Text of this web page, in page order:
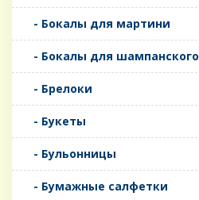
- Бокалы для мартини
- Бокалы для шампанского
- Брелоки
- Букеты
- Бульонницы
- Бумажные салфетки